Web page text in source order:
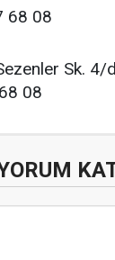
68 08
Sk.
08